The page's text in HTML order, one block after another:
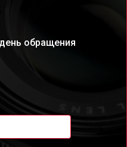
обращения